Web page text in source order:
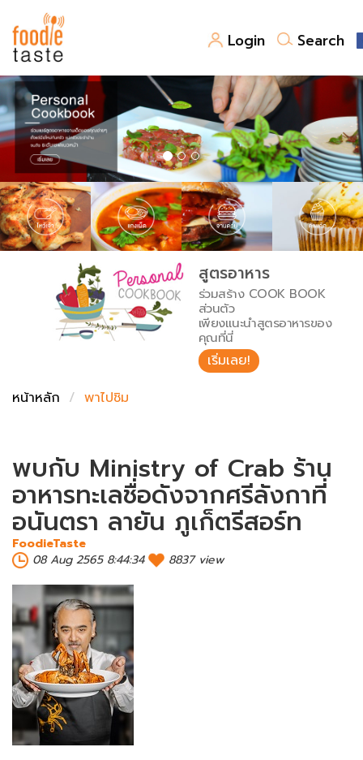
Login Search
สูตรอาหาร
สูตรอาหารล่าสุด
Top Foodie
พาไปชิม
สารพันก้นครัว
เคล็ดลับน่ารู้
เปรียบเทียบหน่วยการตวง
เปรียบเทียบอุณหภูมิ
เปรียบเทียบน้ำหนักวัตถุดิบ
FoodPedia
สร้าง Cookbook
สูตรอาหาร
ร่วมสร้าง COOK BOOK
ส่วนตัว
เพียงแนะนำสูตรอาหารของ
คุณที่นี่
เริ่มเลย!
หน้าหลัก
พาไปชิม
พบกับ Ministry of Crab ร้าน
อาหารทะเลชื่อดังจากศรีลังกาที่
อนันตรา ลายัน ภูเก็ตรีสอร์ท
FoodieTaste
08 Aug 2565 8:44:34
8837 view